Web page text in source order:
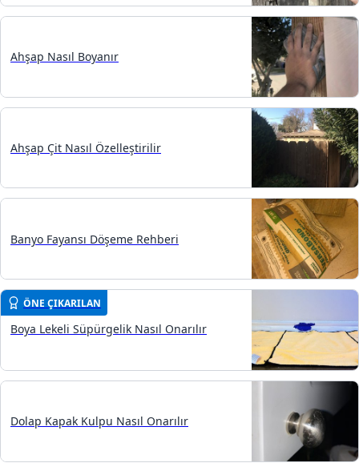
Ahşap Nasıl Boyanır
Ahşap Çit Nasıl Özelleştirilir
Banyo Fayansı Döşeme Rehberi
ÖNE ÇIKARILAN
Boya Lekeli Süpürgelik Nasıl Onarılır
Dolap Kapak Kulpu Nasıl Onarılır